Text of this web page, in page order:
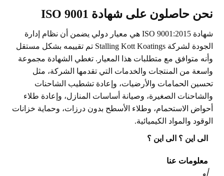
نحن حاصلون على شهادة ISO 9001
شهادة ISO 9001:2015 هي معيار دولي يضمن أن نظام إدارة
الجودة لشركة Stalling Kott Koatings تم تقييمه بشكل مستقل
وأنه متوافق مع متطلبات هذا المعيار. تغطي الشهادة مجموعة
واسعة من المنتجات والخدمات التي تقدمها الشركة، مثل
تحسين الحمامات والأرضيات، وإعادة تشطيب الشاحنات
والشاحنات الصغيرة، وصيانة أساسات المنازل، وإعادة طلاء
أحواض الاستحمام، وطلاء الأسطح بدون درزات، وحماية خزانات
الوقود والمواد الكيميائية.
الى اين ؟ الى اين ؟
معلومات عنا
أو